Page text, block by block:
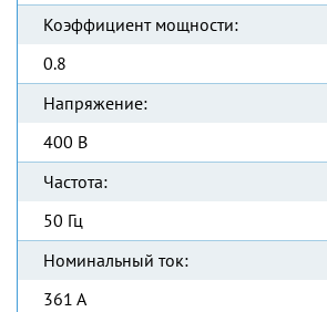
Коэффициент мощности:
0.8
Напряжение:
400 В
Частота:
50 Гц
Номинальный ток:
361 А